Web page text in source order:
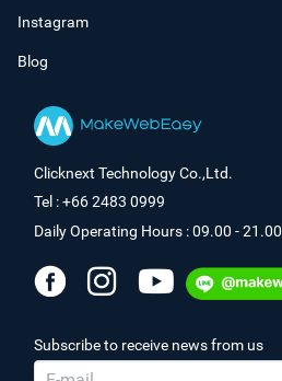
Instagram
Blog
Clicknext Technology Co.,Ltd.
Tel : +66 2483 0999
Daily Operating Hours : 09.00 - 21.00
Subscribe to receive news from us